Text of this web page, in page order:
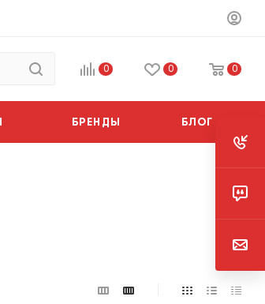
0 0 0
БРЕНДЫ БЛОГ